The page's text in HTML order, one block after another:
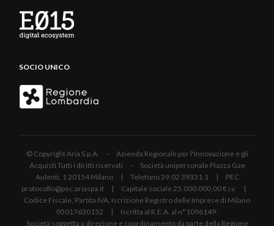
SOCIO UNICO
© Copyright Aria S.p.A. - Azienda Regionale per l'Innovazione e gli
Acquisti Tutti i diritti riservati - Società unipersonale Piazza Gae
Aulenti, 1 20154 Milano | Telefono 39.02 39331.1 | PEC
protocollo@pec.ariaspa.it | Capitale sociale 25.000.000,00 € i.v. |
Codice Fiscale, Partita IVA, Iscrizione Registro delle Imprese di Milano
05017630152 | Iscritta al R.E.A. al n°1096149.
Società soggetta a direzione e coordinamento da parte della Regione